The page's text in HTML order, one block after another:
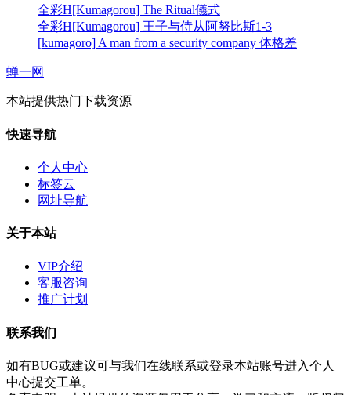
全彩H[Kumagorou] The Ritual儀式
全彩H[Kumagorou] 王子与侍从阿努比斯1-3
[kumagoro] A man from a security company 体格差
蝉一网
本站提供热门下载资源
快速导航
个人中心
标签云
网址导航
关于本站
VIP介绍
客服咨询
推广计划
联系我们
如有BUG或建议可与我们在线联系或登录本站账号进入个人
中心提交工单。